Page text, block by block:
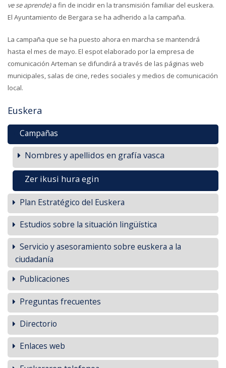
ve se aprende)a fin de incidir en la transmisión familiar del euskera.
El Ayuntamiento de Bergara se ha adherido a la campaña.
La campaña que se ha puesto ahora en marcha se mantendrá
hasta el mes de mayo. El espot elaborado por la empresa de
comunicación Arteman se difundirá a través de las páginas web
municipales, salas de cine, redes sociales y medios de comunicación
local.
Euskera
Campañas
Nombres y apellidos en grafía vasca
Zer ikusi hura egin
Plan Estratégico del Euskera
Estudios sobre la situación lingüística
Servicio y asesoramiento sobre euskera a la
ciudadanía
Publicaciones
Preguntas frecuentes
Directorio
Enlaces web